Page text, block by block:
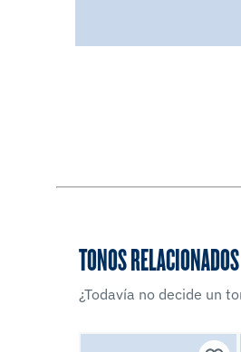
TONOS RELACIONADOS
¿Todavía no decide un